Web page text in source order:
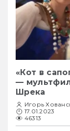
«Кот в
—
Шрека
Игорь
17.01.2023
46313